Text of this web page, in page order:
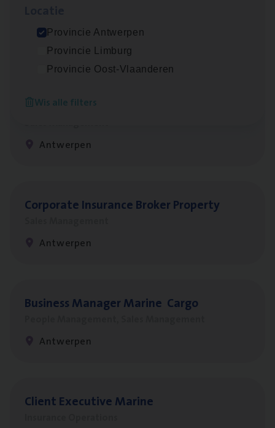
Provincie Antwerpen
Provincie Limburg
Provincie Oost-Vlaanderen
Wis alle filters
Insurance Operations
Beveren
Insu­ran­ce Bro­ker
Antwerpen
Cor­po­ra­te Insu­ran­ce Bro­ker Property
Antwerpen
Busi­ness Mana­ger Mari­ne Cargo
Antwerpen
Client Exe­cu­ti­ve Marine